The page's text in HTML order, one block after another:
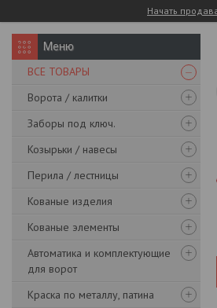
Начать
ВСЕ ТОВАРЫ
Ворота / калитки
Заборы под ключ.
Козырьки / навесы
Перила / лестницы
Кованые изделия
Кованые элементы
Автоматика и комплектующие
для ворот
Краска по металлу, патина